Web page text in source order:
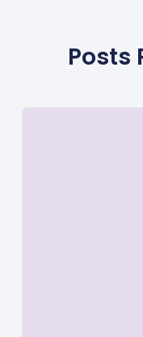
Posts